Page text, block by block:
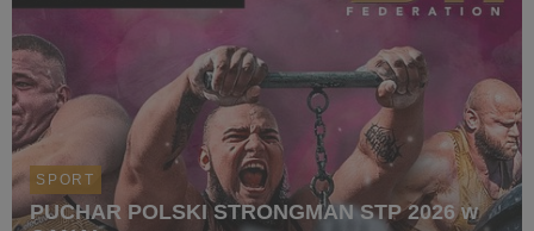
SPORT
PUCHAR POLSKI STRONGMAN STP 2026 w